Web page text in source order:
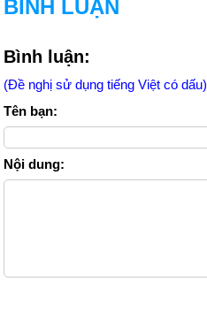
BÌNH LUẬN
Bình luận:
(Đề nghị sử dụng tiếng Việt có dấu)
Tên bạn:
Nội dung: